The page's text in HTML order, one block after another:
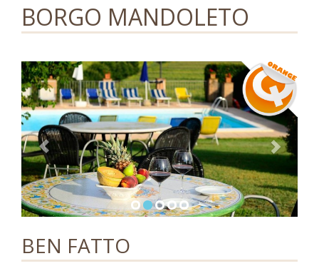
e
a
v
i
g
t
i
o
n
BORGO MANDOLETO
BEN FATTO